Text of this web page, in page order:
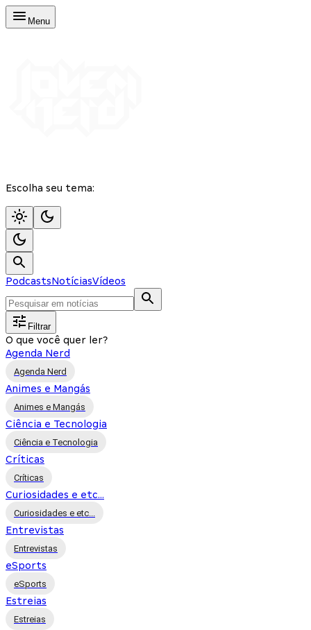
Menu
Escolha seu tema:
PodcastsNotíciasVídeos
Filtrar
O que você quer ler?
Agenda Nerd
Agenda Nerd
Animes e Mangás
Animes e Mangás
Ciência e Tecnologia
Ciência e Tecnologia
Críticas
Críticas
Curiosidades e etc...
Curiosidades e etc...
Entrevistas
Entrevistas
eSports
eSports
Estreias
Estreias